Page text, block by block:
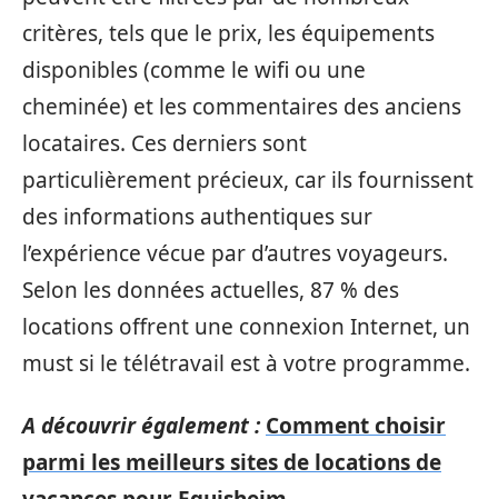
critères, tels que le prix, les équipements
disponibles (comme le wifi ou une
cheminée) et les commentaires des anciens
locataires. Ces derniers sont
particulièrement précieux, car ils fournissent
des informations authentiques sur
l’expérience vécue par d’autres voyageurs.
Selon les données actuelles, 87 % des
locations offrent une connexion Internet, un
must si le télétravail est à votre programme.
A découvrir également : Comment choisir
parmi les meilleurs sites de locations de